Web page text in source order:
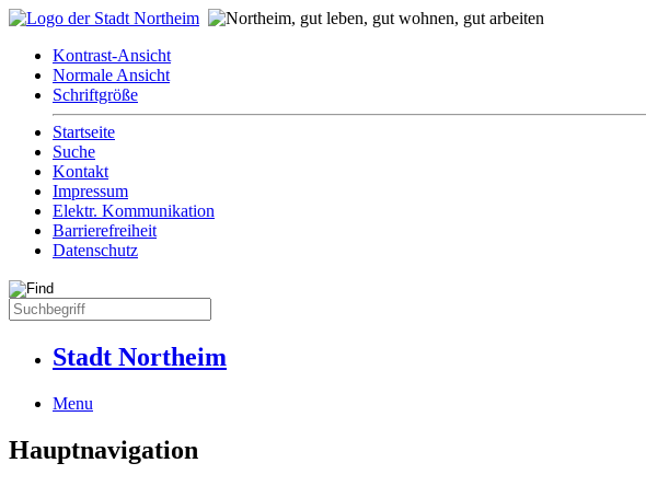
Kontrast-Ansicht
Normale Ansicht
Schriftgröße
Startseite
Suche
Kontakt
Impressum
Elektr. Kommunikation
Barrierefreiheit
Datenschutz
Stadt Northeim
Menu
Hauptnavigation